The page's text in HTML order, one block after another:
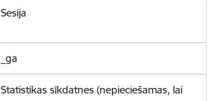
Sesija
_ga
Statistikas sīkdatnes (nepieciešamas, lai